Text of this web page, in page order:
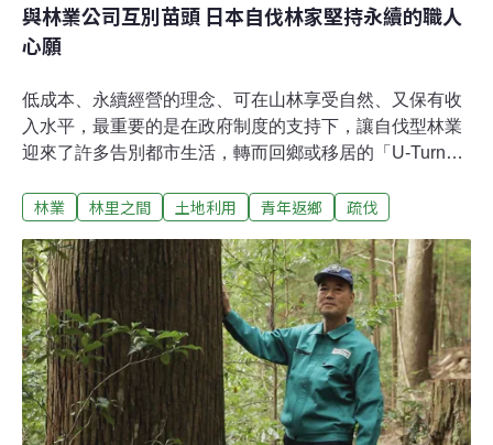
與林業公司互別苗頭 日本自伐林家堅持永續的職人
心願
低成本、永續經營的理念、可在山林享受自然、又保有收
入水平，最重要的是在政府制度的支持下，讓自伐型林業
迎來了許多告別都市生活，轉而回鄉或移居的「U-Turn」
高知縣伊野町[1] 從事林業數十年後，深深體認日本當下的
同無底洞，於是在2014年成立自伐型林業推進協會，希望
將師法自然、友善環境的持續性經營理念推廣至日本全國
各地。但是推廣的前幾年並不順利，由於直接影響到日本
既有林業生產系統的經濟利益，如十幾年都不改變生產方
式的各地森林組合、林業機械的供應鏈，也與日本林業主
流學者推薦的森林管理方式不同。去年我與中嶋先生吃飯
閒聊時，只要一講到森林組合、或是某些不友善於自伐型
林業 林里之間 土地利用 青年返鄉 疏伐